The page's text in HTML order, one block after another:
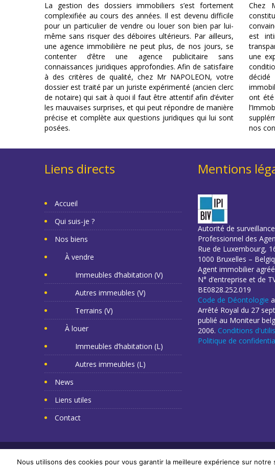
La gestion des dossiers immobiliers s’est fortement
complexifiée au cours des années. Il est devenu difficile
pour un particulier de vendre ou louer son bien par lui-
même sans risquer des déboires ultérieurs. Par ailleurs,
une agence immobilière ne peut plus, de nos jours, se
contenter d’être une agence publicitaire sans
connaissances juridiques approfondies. Afin de satisfaire
à des critères de qualité, chez Mr NAPOLEON, votre
dossier est traité par un juriste expérimenté (ancien clerc
de notaire) qui sait à quoi il faut être attentif afin d’éviter
les mauvaises surprises, et qui peut répondre de manière
précise et complète aux questions juridiques qui lui sont
posées.
Chez
est
une
ont été
nos
Liens directs
Accueil
Qui suis-je ?
Nos biens
À vendre
Immeubles d’habitation (V)
Autres immeubles (V)
Terrains (V)
À louer
Immeubles d’habitation (L)
Autres immeubles (L)
News
Liens utiles
Contact
Mentions
Autorité de
Professionnel des
Rue de Luxembourg,
1000 Bruxelles –
Agent immobilier agréé
N° d’entreprise et de
BE0828.252.019
Code de Déontologie
Arrêté Royal du 27
publié au Moniteur
2006. Conditions
Politique de
Copyright Mr Napoléon 2014. Tous droits réservés. -Création de
Nous utilisons des cookies pour vous garantir la meilleure expérience sur